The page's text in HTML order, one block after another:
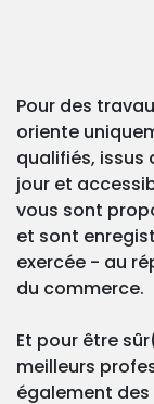
Pour des
oriente
qualifiés, issus
jour et
vous sont
et sont
exercée - au
du commerce.
Et pour être
meilleurs
également